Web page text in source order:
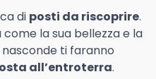
di posti da riscoprire.
la sua bellezza e la
ti faranno
all’entroterra.